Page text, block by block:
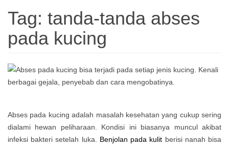
Tag: tanda-tanda abses
pada kucing
Abses pada kucing adalah masalah kesehatan yang cukup sering
dialami hewan peliharaan. Kondisi ini biasanya muncul akibat
infeksi bakteri setelah luka. Benjolan pada kulit berisi nanah bisa